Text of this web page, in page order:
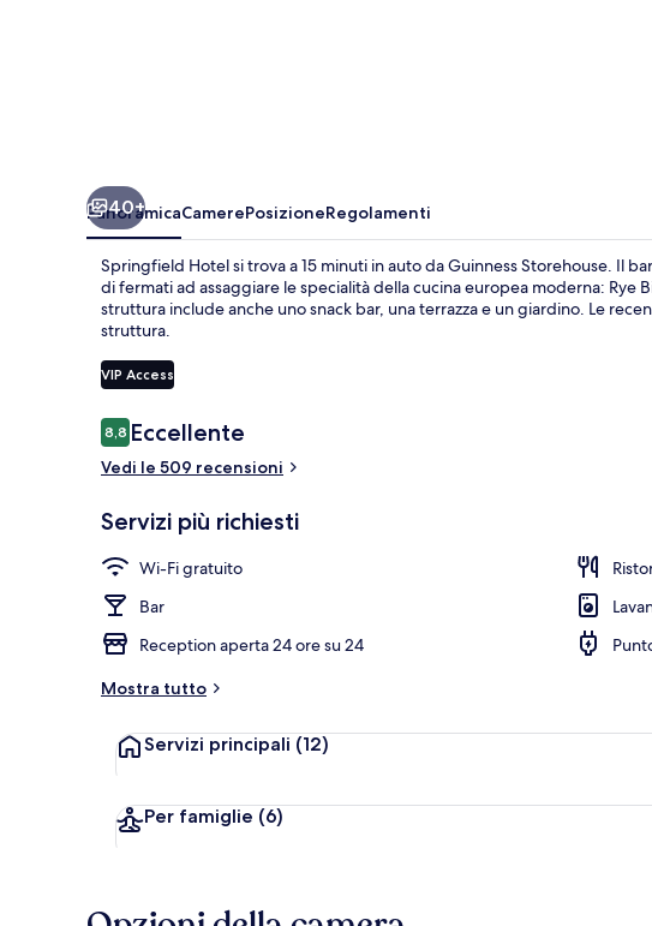
40+
PanoramicaCamerePosizioneRegolamenti
Springfield Hotel si trova a 15 minuti in auto da Guinness Storehouse. Il
di fermati ad assaggiare le specialità della cucina europea moderna: Rye
struttura include anche uno snack bar, una terrazza e un giardino. Le
struttura.
VIP Access
Recensioni
8,88,8 su 10
Eccellente
Vedi le 509 recensioni
Servizi più richiesti
Wi-Fi gratuito
Bar
Reception aperta 24 ore su 24
Mostra tutto
Servizi principali (12)
Per famiglie (6)